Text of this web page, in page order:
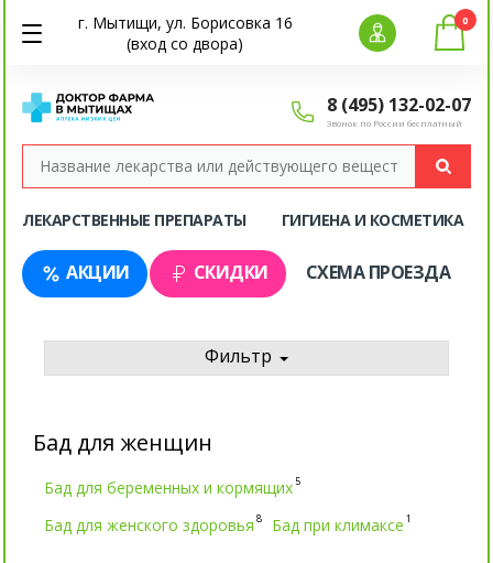
г. Мытищи, ул. Борисовка 16
(вход со двора)
8 (495) 132-02-07
Звонок по России бесплатный
0
ЛЕКАРСТВЕННЫЕ ПРЕПАРАТЫ ГИГИЕНА И КОСМЕТИКА
АКЦИИ СКИДКИ СХЕМА ПРОЕЗДА
Фильтр
Бад для женщин
Бад для беременных и кормящих5
Бад для женского здоровья 8 Бад при климаксе 1